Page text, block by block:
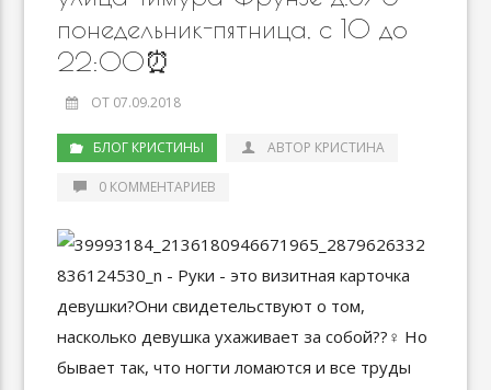
понедельник-пятница, с 10 до
22:00⏰
ОТ 07.09.2018
БЛОГ КРИСТИНЫ АВТОР КРИСТИНА
0 КОММЕНТАРИЕВ